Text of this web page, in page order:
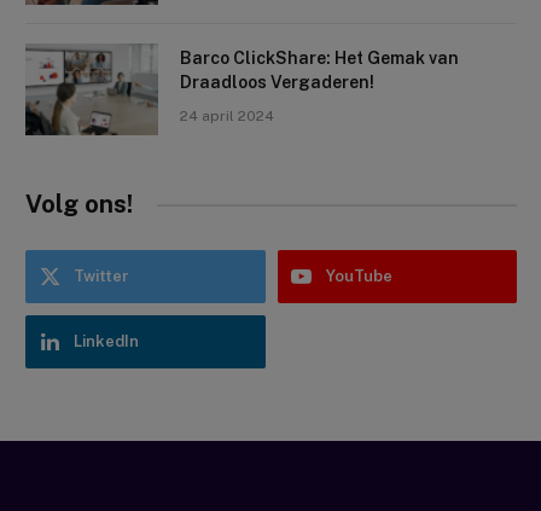
Barco ClickShare: Het Gemak van
Draadloos Vergaderen!
24 april 2024
Volg ons!
Twitter YouTube
LinkedIn